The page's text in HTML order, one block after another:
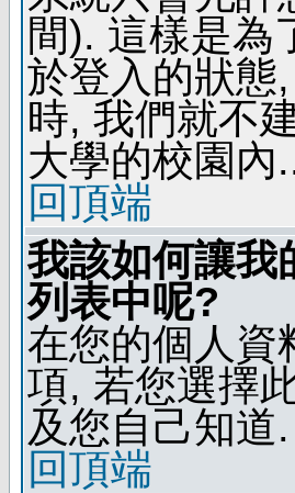
間). 這樣是為
於登入的狀態
時, 我們就不
大學的校園內
回頂端
我該如何讓我
列表中呢?
在您的個人
項, 若您選擇
及您自己知道
回頂端